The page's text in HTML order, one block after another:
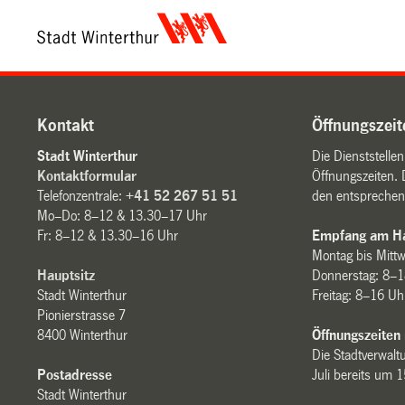
Kontakt
Stadt Winterthur
Kontaktformular
Telefonzentrale:+41 52 267 51 51
Mo–Do: 8–12 & 13.30–17 Uhr
Fr: 8–12 & 13.30–16 Uhr
Hauptsitz
Stadt Winterthur
Pionierstrasse 7
8400 Winterthur
Postadresse
Stadt Winterthur
Die
Öffnungszeiten.
den
Empfang am
Montag bis
Donnerstag:
Freitag: 8–16
Die
Juli bereits um